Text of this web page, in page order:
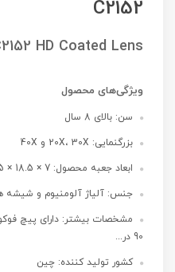
C2152
HD Coated Lens
ویژگی‌های محصول
سن: بالای 8 سال
بزرگنمایی: 20X، 30X و 40X
ابعاد جعبه محصول: 7 × 18.5 × 45 سانتیمتر
جنس: آلیاژ آلومنیوم و شیشه
مشخصات بیشتر: دارای پیچ
90 در...
کشور تولید کننده: چین